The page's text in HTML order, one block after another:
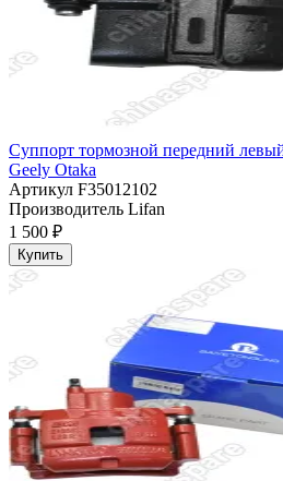
Суппорт тормозной передний
Geely Otaka
Артикул F35012102
Производитель Lifan
1 500 ₽
Купить